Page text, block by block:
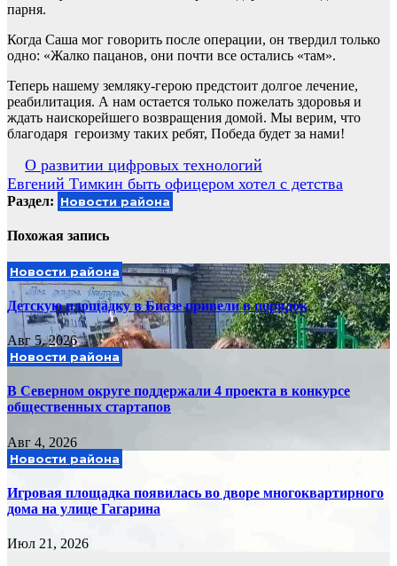
парня.
Когда Саша мог говорить после операции, он твердил только
одно: «Жалко пацанов, они почти все остались «там».
Теперь нашему земляку-герою предстоит долгое лечение,
реабилитация. А нам остается только пожелать здоровья и
ждать наискорейшего возвращения домой. Мы верим, что
благодаря героизму таких ребят, Победа будет за нами!
Навигация
по
записям
О развитии цифровых технологий
Евгений Тимкин быть офицером хотел с детства
Раздел: Новости района
Похожая запись
Новости района
Детскую площадку в Биазе привели в порядок
Авг 5, 2026
Новости района
В Северном округе поддержали 4 проекта в конкурсе
общественных стартапов
Авг 4, 2026
Новости района
Игровая площадка появилась во дворе многоквартирного
дома на улице Гагарина
Июл 21, 2026